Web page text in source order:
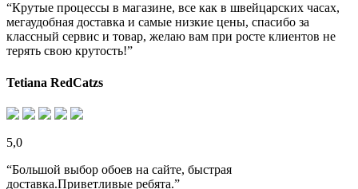
“Крутые процессы в магазине, все как в швейцарских часах,
мегаудобная доставка и самые низкие цены, спасибо за
классный сервис и товар, желаю вам при росте клиентов не
терять свою крутость!”
Tetiana RedCatzs
5,0
“Большой выбор обоев на сайте, быстрая
доставка.Приветливые ребята.”